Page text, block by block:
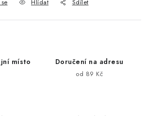
Hlídat Sdílet
místo Doručení na adresu
od 89 Kč